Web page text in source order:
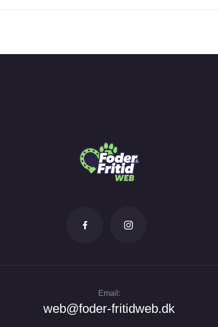
Email:
web@foder-fritidweb.dk